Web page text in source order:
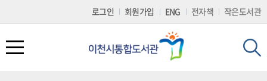
로
가
전자책 작은도서관
로그인 회원가입 ENG